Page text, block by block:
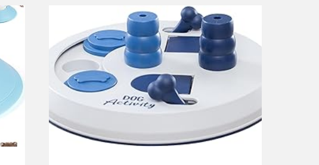
KLEINE,
MITTLERE
UND
GROSSE H
UNDE Z
UM T
E…